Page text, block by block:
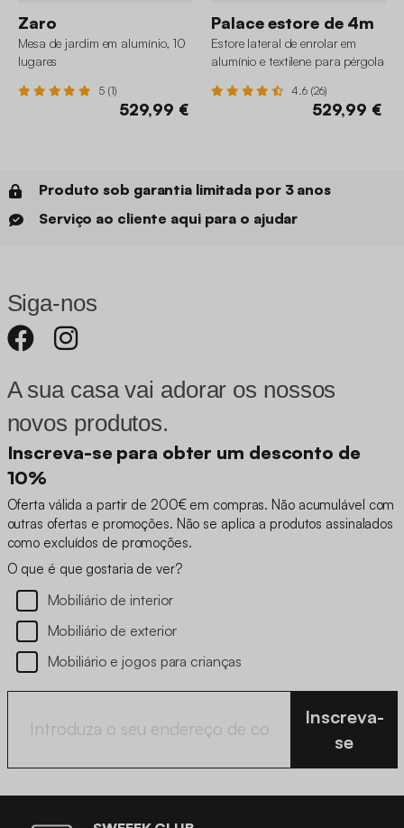
Zaro
Mesa de jardim em alumínio, 10
lugares
5 (1)
529,99 €
Palace estore de 4m
Estore lateral de enrolar em
alumínio e textilene para pérgola
4.6 (26)
529,99 €
Produto sob garantia limitada por 3 anos
Serviço ao cliente aqui para o ajudar
Siga-nos
A sua casa vai adorar os nossos
novos produtos.
Inscreva-se para obter um desconto de
10%
Oferta válida a partir de 200€ em compras. Não acumulável com
outras ofertas e promoções. Não se aplica a produtos assinalados
como excluídos de promoções.
O que é que gostaria de ver?
Mobiliário de interior
Mobiliário de exterior
Mobiliário e jogos para crianças
Inscreva-
se